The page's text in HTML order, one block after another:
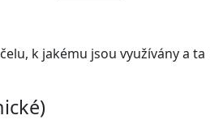
k jakému jsou využívány a ta